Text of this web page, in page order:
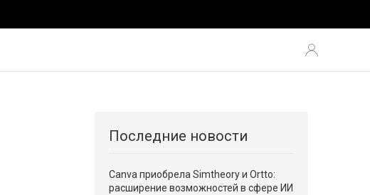
Последние новости
Canva приобрела Simtheory и Ortto:
расширение возможностей в сфере ИИ